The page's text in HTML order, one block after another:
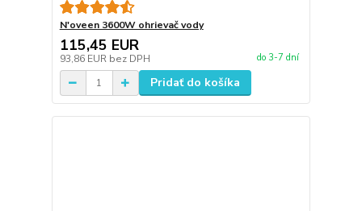
N'oveen 3600W ohrievač vody
115,45 EUR
93,86 EUR bez DPH do 3-7 dní
Pridať do košíka